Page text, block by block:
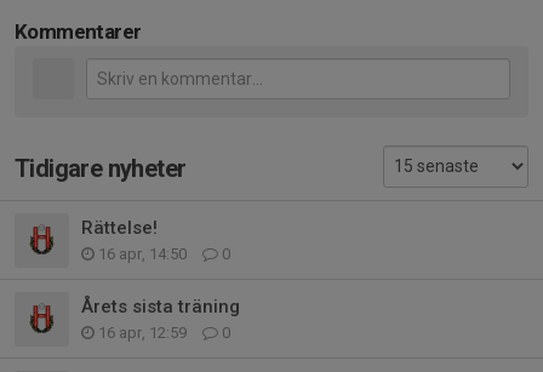
Kommentarer
Tidigare nyheter
Rättelse!
16 apr, 14:50 0
Årets sista träning
16 apr, 12:59 0